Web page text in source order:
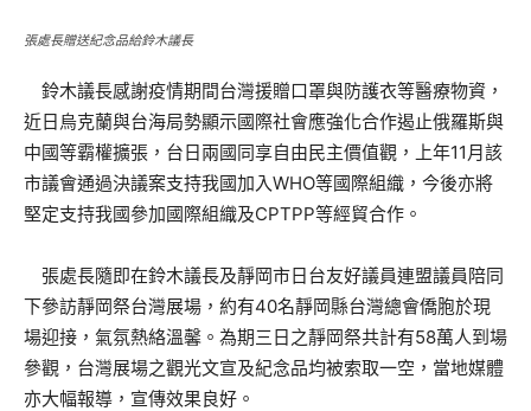
張處長贈送紀念品給鈴木議長
鈴木議長感謝疫情期間台灣援贈口罩與防護衣等醫療物資，
近日烏克蘭與台海局勢顯示國際社會應強化合作遏止俄羅斯與
中國等霸權擴張，台日兩國同享自由民主價值觀，上年11月該
市議會通過決議案支持我國加入WHO等國際組織，今後亦將
堅定支持我國參加國際組織及CPTPP等經貿合作。
張處長隨即在鈴木議長及靜岡市日台友好議員連盟議員陪同
下參訪靜岡祭台灣展場，約有40名靜岡縣台灣總會僑胞於現
場迎接，氣氛熱絡溫馨。為期三日之靜岡祭共計有58萬人到場
參觀，台灣展場之觀光文宣及紀念品均被索取一空，當地媒體
亦大幅報導，宣傳效果良好。